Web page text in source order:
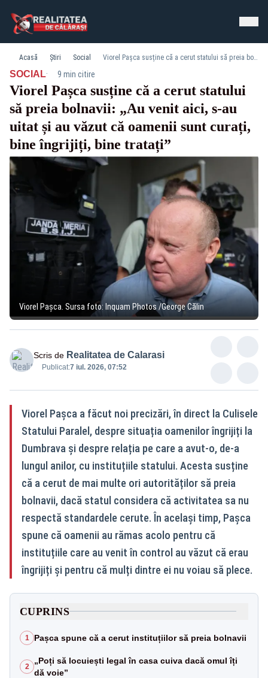
Acasă Știri Social Viorel Pașca susține că a cerut statului să preia bolnavii: „Au venit aici, s-au uitat și au văzut că oamenii sunt curați, bine îngrijiți, bine tratați”
SOCIAL· 9 min citire
Viorel Pașca susține că a cerut statului
să preia bolnavii: „Au venit aici, s-au
uitat și au văzut că oamenii sunt curați,
bine îngrijiți, bine tratați”
Viorel Pașca. Sursa foto: Inquam Photos /George Călin
Scris de Realitatea de Calarasi
Publicat:7 iul. 2026, 07:52
Viorel Pașca a făcut noi precizări, în direct la Culisele
Statului Paralel, despre situația oamenilor îngrijiți la
Dumbrava și despre relația pe care a avut-o, de-a
lungul anilor, cu instituțiile statului. Acesta susține
că a cerut de mai multe ori autorităților să preia
bolnavii, dacă statul considera că activitatea sa nu
respectă standardele cerute. În același timp, Pașca
spune că oamenii au rămas acolo pentru că
instituțiile care au venit în control au văzut că erau
îngrijiți și pentru că mulți dintre ei nu voiau să plece.
CUPRINS
1 Pașca spune că a cerut instituțiilor să preia bolnavii
2
„Poți să locuiești legal în casa cuiva dacă omul îți
dă voie”